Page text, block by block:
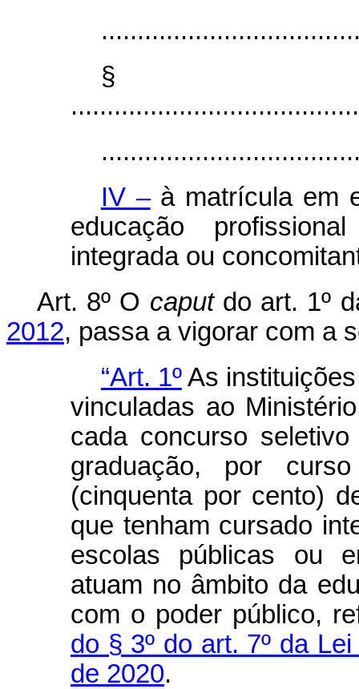
§
IV –à matrícula em
educação
integrada ou
Art. 8º O caputdo art. 1º
2012, passa a vigorar com a
“Art. 1ºAs
vinculadas ao
cada concurso
graduação, por
(cinquenta por cento)
que tenham cursado
escolas públicas ou
atuam no âmbito da
com o poder público,
do § 3º do art. 7º da
de 2020.